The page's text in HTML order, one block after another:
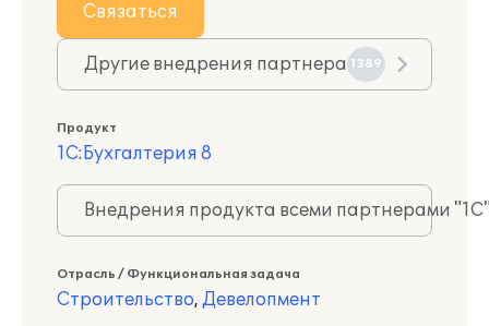
Связаться
Другие внедрения партнера 1389
Продукт
1С:Бухгалтерия 8
Внедрения продукта всеми партнерами
Отрасль / Функциональная задача
Строительство, Девелопмент